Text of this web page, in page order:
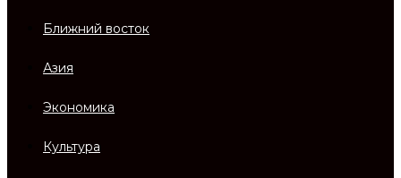
Ближний восток
Азия
Экономика
Культура